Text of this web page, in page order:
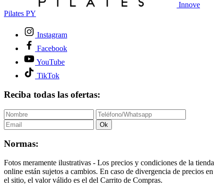
Innove
Pilates PY
Instagram
Facebook
YouTube
TikTok
Reciba todas las ofertas:
Ok
Normas:
Fotos meramente ilustrativas - Los precios y condiciones de la tienda
online están sujetos a cambios. En caso de divergencia de precios en
el sitio, el valor válido es el del Carrito de Compras.